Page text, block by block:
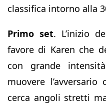
classifica intorno alla
Primo set. L’inizio
favore di Karen che
con grande
muovere
cerca angoli stretti